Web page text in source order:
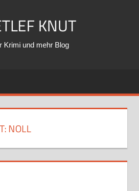
KNUT
Krimi und mehr Blog
NOLL